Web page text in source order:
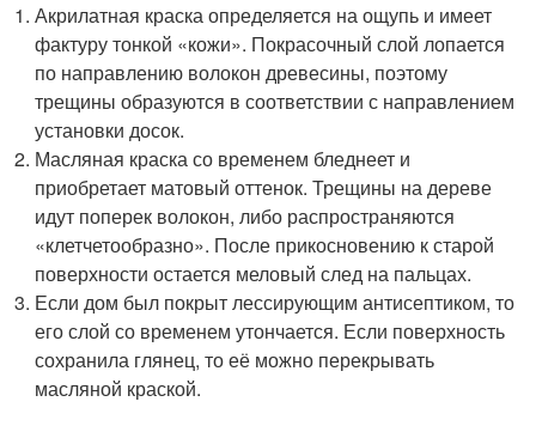
Акрилатная краска определяется на ощупь и имеет
фактуру тонкой «кожи». Покрасочный слой лопается
по направлению волокон древесины, поэтому
трещины образуются в соответствии с направлением
установки досок.
Масляная краска со временем бледнеет и
приобретает матовый оттенок. Трещины на дереве
идут поперек волокон, либо распространяются
«клетчетообразно». После прикосновению к старой
поверхности остается меловый след на пальцах.
Если дом был покрыт лессирующим антисептиком, то
его слой со временем утончается. Если поверхность
сохранила глянец, то её можно перекрывать
масляной краской.